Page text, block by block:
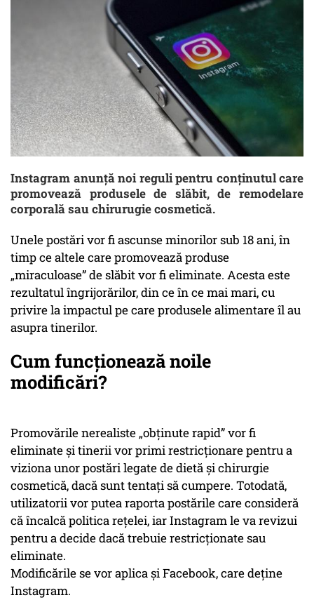
Instagram anunță noi reguli pentru conținutul care
promovează produsele de slăbit, de remodelare
corporală sau chirurugie cosmetică.
Unele postări vor fi ascunse minorilor sub 18 ani, în
timp ce altele care promovează produse
„miraculoase” de slăbit vor fi eliminate. Acesta este
rezultatul îngrijorărilor, din ce în ce mai mari, cu
privire la impactul pe care produsele alimentare îl au
asupra tinerilor.
Cum funcționează noile
modificări?
Promovările nerealiste „obținute rapid” vor fi
eliminate și tinerii vor primi restricționare pentru a
viziona unor postări legate de dietă și chirurgie
cosmetică, dacă sunt tentați să cumpere. Totodată,
utilizatorii vor putea raporta postările care consideră
că încalcă politica rețelei, iar Instagram le va revizui
pentru a decide dacă trebuie restricționate sau
eliminate.
Modificările se vor aplica și Facebook, care deține
Instagram.